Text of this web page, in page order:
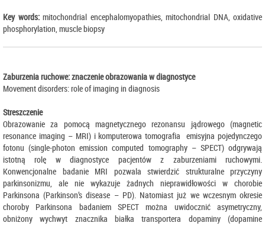
Key words:mitochondrial encephalomyopathies, mitochondrial DNA, oxidative
phosphorylation, muscle biopsy
Zaburzenia ruchowe: znaczenie obrazowania w diagnostyce
Movement disorders: role of imaging in diagnosis
Streszczenie
Obrazowanie za pomocą magnetycznego rezonansu jądrowego (magnetic
resonance imaging – MRI) i komputerowa tomografia emisyjna pojedynczego
fotonu (single-photon emission computed tomography – SPECT) odgrywają
istotną rolę w diagnostyce pacjentów z zaburzeniami ruchowymi.
Konwencjonalne badanie MRI pozwala stwierdzić strukturalne przyczyny
parkinsonizmu, ale nie wykazuje żadnych nieprawidłowości w chorobie
Parkinsona (Parkinson’s disease – PD). Natomiast już we wczesnym okresie
choroby Parkinsona badaniem SPECT można uwidocznić asymetryczny,
obniżony wychwyt znacznika białka transportera dopaminy (dopamine